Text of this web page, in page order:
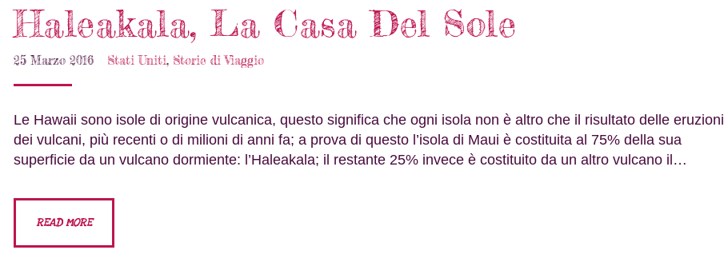
Haleakala, La Casa Del Sole
25 Marzo 2016 Stati Uniti, Storie di Viaggio
Le Hawaii sono isole di origine vulcanica, questo significa che ogni isola non è altro che il risultato delle eruzioni
dei vulcani, più recenti o di milioni di anni fa; a prova di questo l’isola di Maui è costituita al 75% della sua
superficie da un vulcano dormiente: l’Haleakala; il restante 25% invece è costituito da un altro vulcano il…
READ MORE